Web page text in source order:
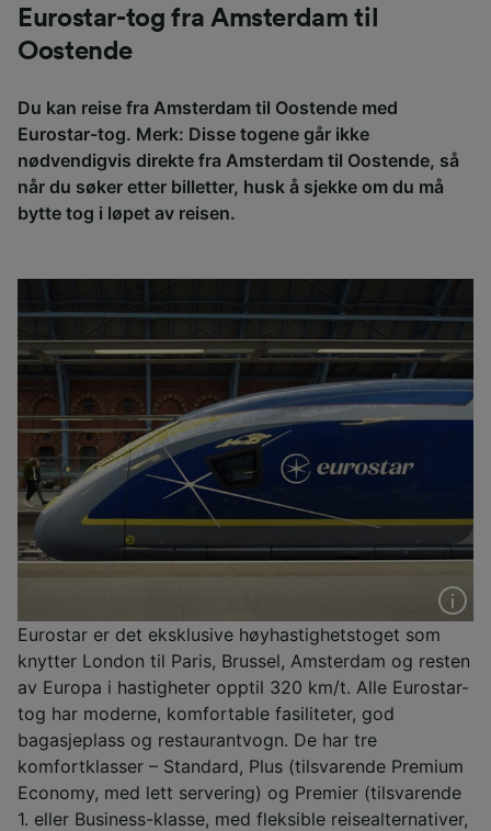
Eurostar-tog fra Amsterdam til
Oostende
Du kan reise fra Amsterdam til Oostende med
Eurostar-tog. Merk: Disse togene går ikke
nødvendigvis direkte fra Amsterdam til Oostende, så
når du søker etter billetter, husk å sjekke om du må
bytte tog i løpet av reisen.
Eurostar er det eksklusive høyhastighetstoget som
knytter London til Paris, Brussel, Amsterdam og resten
av Europa i hastigheter opptil 320 km/t. Alle Eurostar-
tog har moderne, komfortable fasiliteter, god
bagasjeplass og restaurantvogn. De har tre
komfortklasser – Standard, Plus (tilsvarende Premium
Economy, med lett servering) og Premier (tilsvarende
1. eller Business-klasse, med fleksible reisealternativer,